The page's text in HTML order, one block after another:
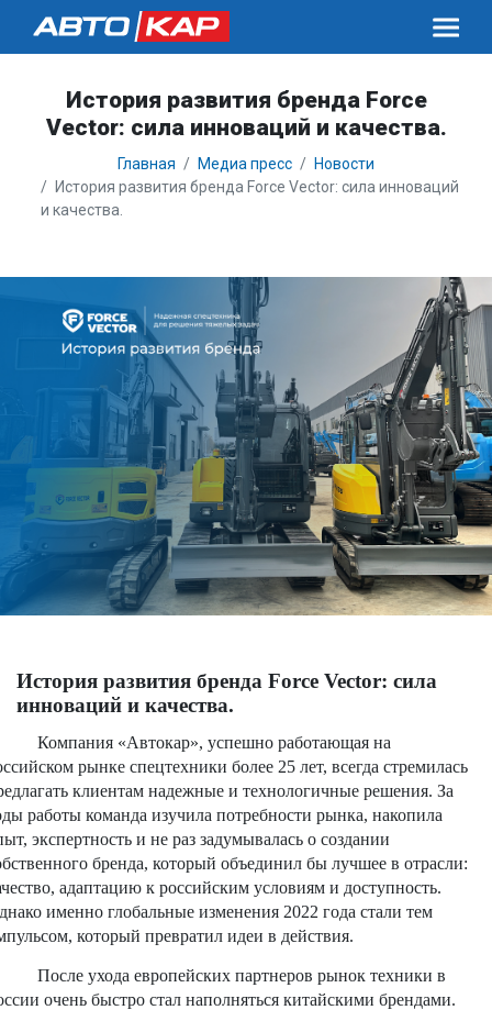
История развития бренда Force
Vector: сила инноваций и качества.
Главная Медиа пресс
Новости
История развития бренда Force Vector: сила инноваций
и качества.
История развития бренда Force Vector: сила
инноваций и качества.
Компания «Автокар», успешно работающая на
рынке спецтехники более 25 лет, всегда стремилась
клиентам надежные и технологичные решения. За
работы команда изучила потребности рынка, накопила
экспертность и не раз задумывалась о создании
бренда, который объединил бы лучшее в отрасли:
адаптацию к российским условиям и доступность.
именно глобальные изменения 2022 года стали тем
который превратил идеи в действия.
После ухода европейских партнеров рынок техники в
очень быстро стал наполняться китайскими брендами.